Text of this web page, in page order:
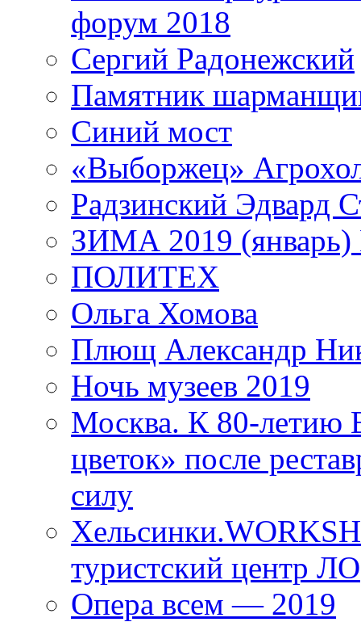
форум 2018
Сергий Радонежский
Памятник
Синий мост
«Выборжец»
Радзинский Эдвард
ЗИМА 2019 (январь)
ПОЛИТЕХ
Ольга Хомова
Плющ Александр
Ночь музеев 2019
Москва. К 80-
цветок» после
силу
туристский центр ЛО
Опера всем — 2019